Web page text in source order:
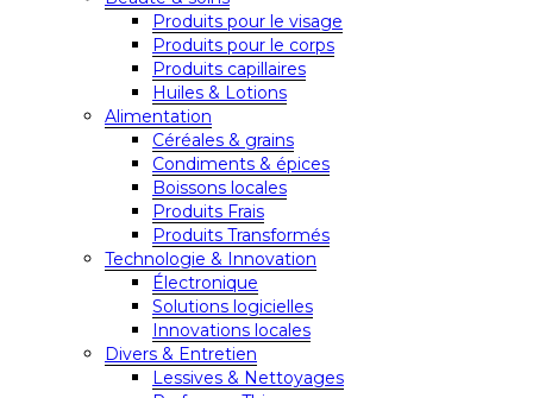
Produits pour le visage
Produits pour le corps
Produits capillaires
Huiles & Lotions
Alimentation
Céréales & grains
Condiments & épices
Boissons locales
Produits Frais
Produits Transformés
Technologie & Innovation
Électronique
Solutions logicielles
Innovations locales
Divers & Entretien
Lessives & Nettoyages